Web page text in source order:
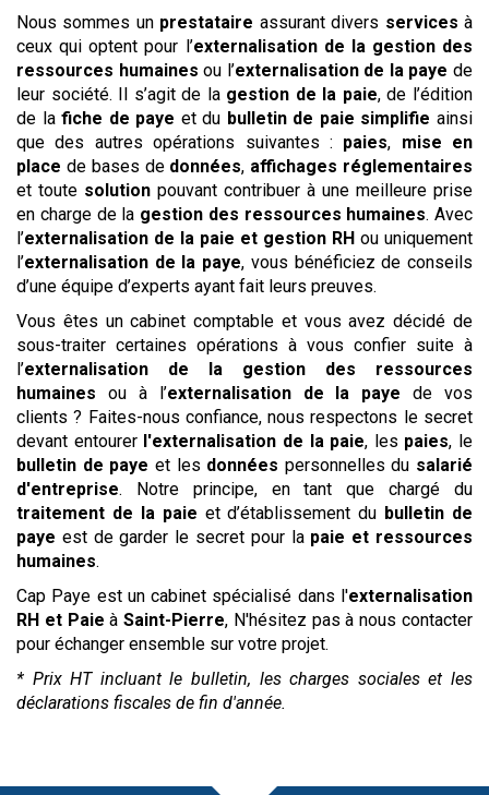
Nous sommes un prestataire assurant divers services à
ceux qui optent pour l’externalisation de la gestion des
ressources humaines ou l’externalisation de la paye de
leur société. Il s’agit de la gestion de la paie, de l’édition
de lafiche de paye et du bulletin de paie simplifie ainsi
que des autres opérations suivantes : paies, mise en
place de bases de données, affichages réglementaires
et toute solution pouvant contribuer à une meilleure prise
en charge de la gestion des ressources humaines. Avec
l’externalisation de la paie et gestion RH ou uniquement
l’externalisation de la paye, vous bénéficiez de conseils
d’une équipe d’experts ayant fait leurs preuves.
Vous êtes un cabinet comptable et vous avez décidé de
sous-traiter certaines opérations à vous confier suite à
l’externalisation de la gestion des ressources
humaines ou à l’externalisation de la paye de vos
clients ? Faites-nous confiance, nous respectons le secret
devant entourer l'externalisation de la paie, les paies, le
bulletin de paye et les données personnelles du salarié
d'entreprise. Notre principe, en tant que chargé du
traitement de la paie et d’établissement du bulletin de
paye est de garder le secret pour la paie et ressources
humaines.
Cap Paye est un cabinet spécialisé dans l'externalisation
RH et Paie àSaint-Pierre, N'hésitez pas à nous contacter
pour échanger ensemble sur votre projet.
* Prix HT incluant le bulletin, les charges sociales et les
déclarations fiscales de fin d'année.